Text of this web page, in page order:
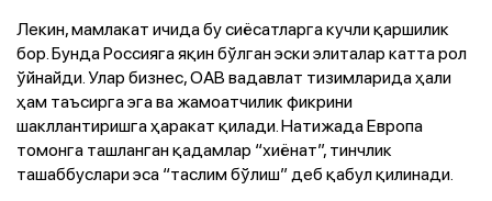
Лекин, мамлакат ичида бу сиёсатларга кучли қаршилик
бор. Бунда Россияга яқин бўлган эски элиталар катта рол
ўйнайди. Улар бизнес, ОАВ вадавлат тизимларида ҳали
ҳам таъсирга эга ва жамоатчилик фикрини
шакллантиришга ҳаракат қилади. Натижада Европа
томонга ташланган қадамлар “хиёнат”, тинчлик
ташаббуслари эса “таслим бўлиш” деб қабул қилинади.